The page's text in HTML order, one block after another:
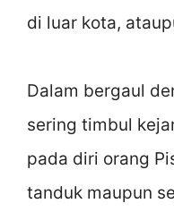
di luar kota,
Dalam bergaul
sering timbul
pada diri orang
tanduk maupun